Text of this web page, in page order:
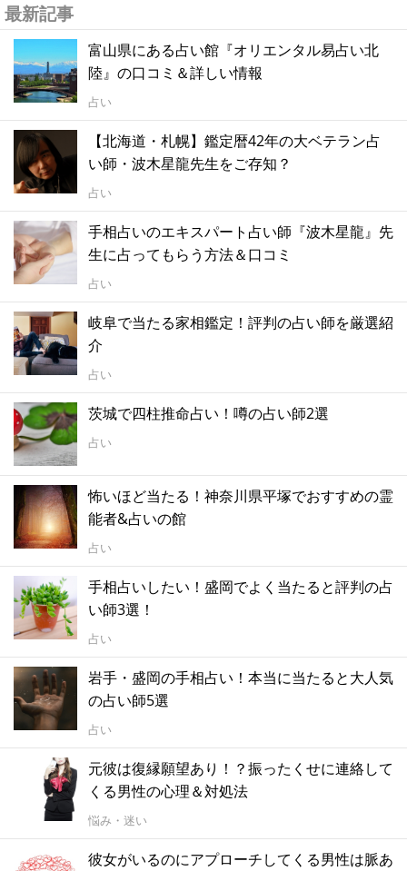
最新記事
富山県にある占い館『オリエンタル易占い北
陸』の口コミ＆詳しい情報
占い
【北海道・札幌】鑑定暦42年の大ベテラン占
い師・波木星龍先生をご存知？
占い
手相占いのエキスパート占い師『波木星龍』先
生に占ってもらう方法＆口コミ
占い
岐阜で当たる家相鑑定！評判の占い師を厳選紹
介
占い
茨城で四柱推命占い！噂の占い師2選
占い
怖いほど当たる！神奈川県平塚でおすすめの霊
能者&占いの館
占い
手相占いしたい！盛岡でよく当たると評判の占
い師3選！
占い
岩手・盛岡の手相占い！本当に当たると大人気
の占い師5選
占い
元彼は復縁願望あり！？振ったくせに連絡して
くる男性の心理＆対処法
悩み・迷い
彼女がいるのにアプローチしてくる男性は脈あ